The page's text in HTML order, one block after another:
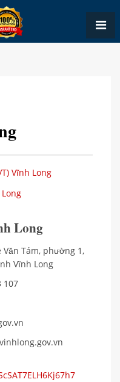
Vĩnh Long
Long
Tám, phường 1,
Vĩnh Long
107